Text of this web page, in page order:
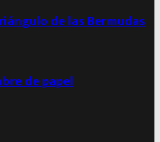
de las Bermudas
de papel